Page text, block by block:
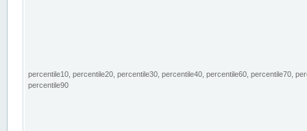
percentile10, percentile20, percentile30, percentile40, percentile60, percentile70,
percentile90